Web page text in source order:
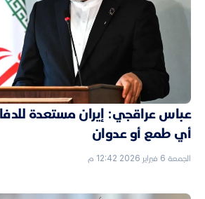
عباس عراقجي: إيران مستعدة
أي طمع أو عدوان
الجمعة 6 فبراير 2026 12:42 م